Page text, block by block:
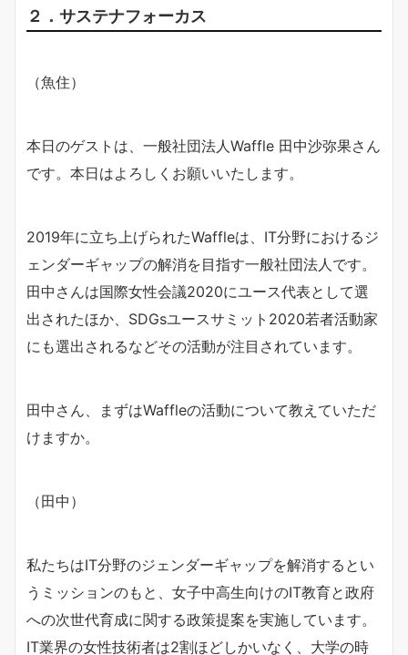
２．サステナフォーカス
（魚住）
本日のゲストは、一般社団法人Waffle 田中沙弥果さん
です。本日はよろしくお願いいたします。
2019年に立ち上げられたWaffleは、IT分野におけるジ
ェンダーギャップの解消を目指す一般社団法人です。
田中さんは国際女性会議2020にユース代表として選
出されたほか、SDGsユースサミット2020若者活動家
にも選出されるなどその活動が注目されています。
田中さん、まずはWaffleの活動について教えていただ
けますか。
（田中）
私たちはIT分野のジェンダーギャップを解消するとい
うミッションのもと、女子中高生向けのIT教育と政府
への次世代育成に関する政策提案を実施しています。
IT業界の女性技術者は2割ほどしかいなく、大学の時